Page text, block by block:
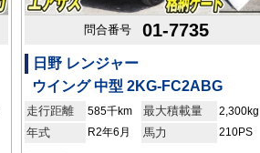
問合番号 01-7735
日野 レンジャー
ウイング 中型 2KG-FC2ABG
走行距離 585千km 最大積載量 2,300kg
年式 R2年6月 馬力 210PS